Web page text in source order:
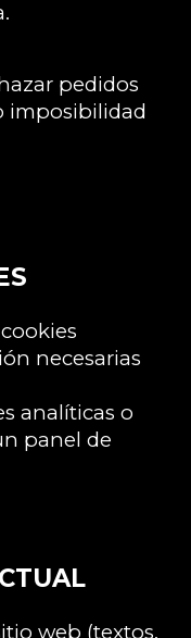
pedidos
imposibilidad
necesarias
analíticas o
panel de
web (textos,